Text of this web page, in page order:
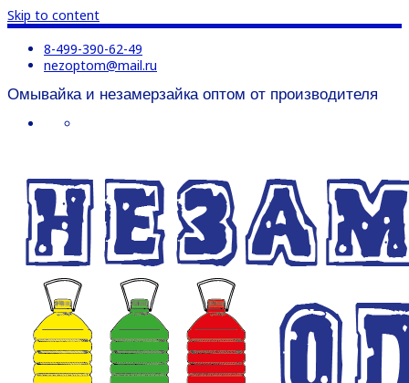
Skip to content
8-499-390-62-49
nezoptom@mail.ru
Омывайка и незамерзайка оптом от производителя